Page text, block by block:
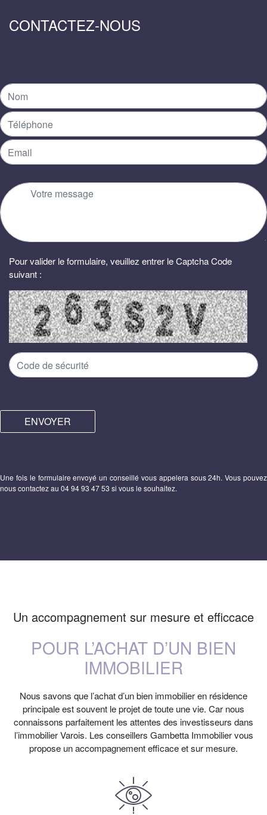
CONTACTEZ-NOUS
Pour valider le formulaire, veuillez entrer le Captcha Code
suivant :
ENVOYER
Une fois le formulaire envoyé un conseillé vous appelera sous 24h. Vous pouvez
nous contactez au 04 94 93 47 53 si vous le souhaitez.
Un accompagnement sur mesure et efficcace
POUR L’ACHAT D’UN BIEN
IMMOBILIER
Nous savons que l’achat d’un bien immobilier en résidence
principale est souvent le projet de toute une vie. Car nous
connaissons parfaitement les attentes des investisseurs dans
l’immobilier Varois. Les conseillers Gambetta Immobilier vous
propose un accompagnement efficace et sur mesure.